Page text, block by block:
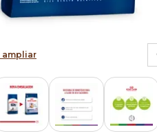
ampliar